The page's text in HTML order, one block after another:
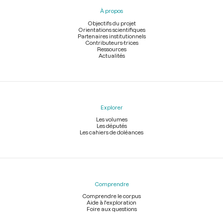
À propos
Objectifs du projet
Orientations scientifiques
Partenaires institutionnels
Contributeurs-trices
Ressources
Actualités
Explorer
Les volumes
Les députés
Les cahiers de doléances
Comprendre
Comprendre le corpus
Aide à l'exploration
Foire aux questions